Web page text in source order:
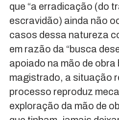
que “a erradicação (do
escravidão) ainda não
casos dessa natureza
em razão da “busca
apoiado na mão de obra
magistrado, a situação
processo reproduz
exploração da mão de